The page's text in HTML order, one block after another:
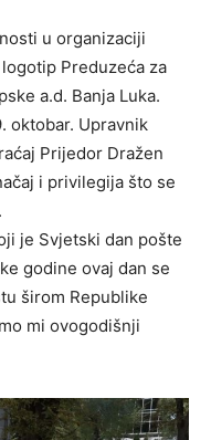
u organizaciji
Preduzeća za
a.d. Banja Luka.
oktobar. Upravnik
Prijedor Dražen
i privilegija što se
je Svjetski dan pošte
godine ovaj dan se
širom Republike
mi ovogodišnji